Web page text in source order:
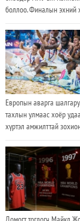
боллоо. Финалын эхний
"Нарнууд" 105:76-аар
тоглолтод "Коннектикут
Европын аварга
тахлын улмаас хоёр
хүртэл амжилттай
шалгарч Европийн